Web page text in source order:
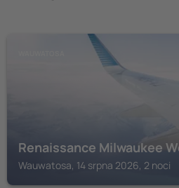
Renaissance Milwaukee
Wauwatosa, 14 srpna 2026, 2 noci